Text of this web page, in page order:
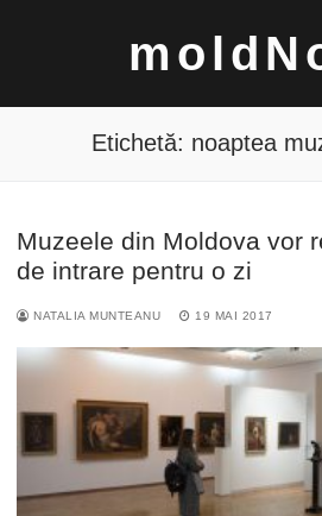
Caută
Etichetă: noaptea
Muzeele din Moldova vor
de intrare pentru o zi
NATALIA MUNTEANU 19 MAI 2017